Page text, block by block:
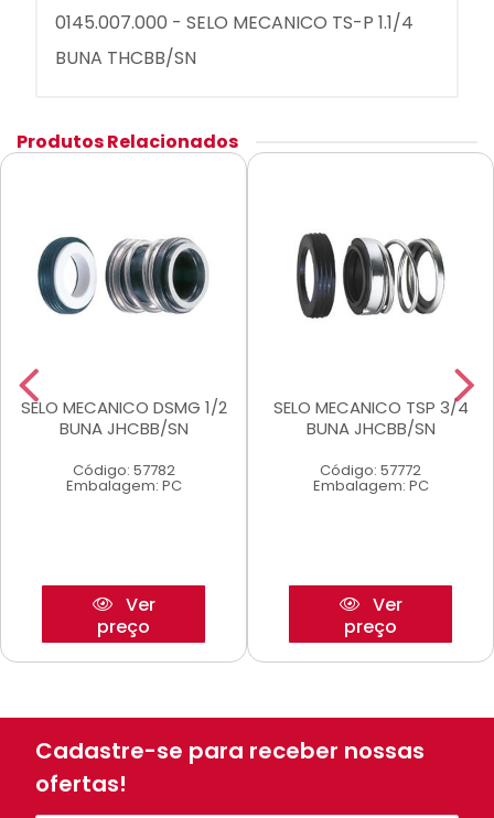
0145.007.000 - SELO MECANICO TS-P 1.1/4
BUNA THCBB/SN
Produtos Relacionados
SELO MECANICO DSMG 1/2
BUNA JHCBB/SN
Código: 57782
Embalagem: PC
Ver
preço
SELO MECANICO TSP 3/4
BUNA JHCBB/SN
Código: 57772
Embalagem: PC
Ver
preço
Cadastre-se para receber nossas
ofertas!